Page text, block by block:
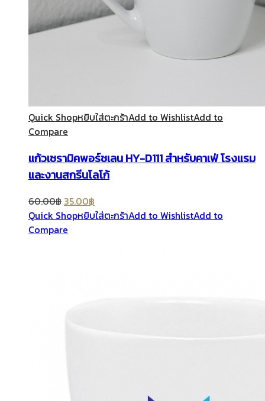
Quick Shopหยิบใส่ตะกร้าAdd to WishlistAdd to
Compare
แก้วเซรามิคพอร์ชเลน HY-D111 สำหรับคาเฟ่ โรงแรม
และงานสกรีนโลโก้
60.00฿ 35.00฿
Quick Shopหยิบใส่ตะกร้าAdd to WishlistAdd to
Compare